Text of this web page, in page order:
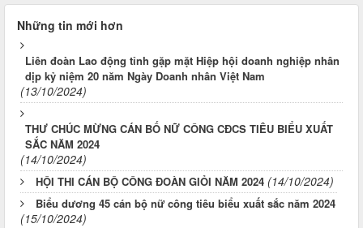
Những tin mới hơn
Liên đoàn Lao động tỉnh gặp mặt Hiệp hội doanh nghiệp nhân
dịp kỷ niệm 20 năm Ngày Doanh nhân Việt Nam
(13/10/2024)
THƯ CHÚC MỪNG CÁN BỐ NỮ CÔNG CĐCS TIÊU BIỂU XUẤT
SẮC NĂM 2024
(14/10/2024)
HỘI THI CÁN BỘ CÔNG ĐOÀN GIỎI NĂM 2024 (14/10/2024)
Biểu dương 45 cán bộ nữ công tiêu biểu xuất sắc năm 2024
(15/10/2024)